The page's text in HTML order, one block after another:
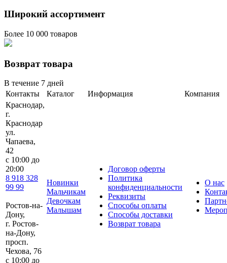
Широкий ассортимент
Более 10 000 товаров
Возврат товара
В течение 7 дней
Контакты
Каталог Информация
Компания
Краснодар,
г.
Краснодар
ул.
Чапаева,
42
с 10:00 до
20:00
8 918 328
99 99
Ростов-на-
Дону,
г. Ростов-
на-Дону,
просп.
Чехова, 76
c 10:00 до
Новинки
Мальчикам
Девочкам
Малышам
Договор оферты
Политика
конфиденциальности
Реквизиты
Способы оплаты
Способы доставки
Возврат товара
О нас